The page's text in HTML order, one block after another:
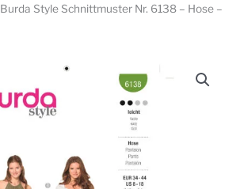
Burda Style Schnittmuster Nr. 6138 – Hose –